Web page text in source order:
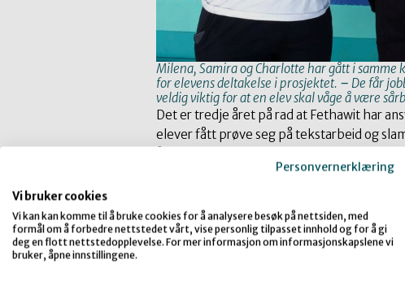
Milena, Samira og Charlotte har gått i
for elevens deltakelse i prosjektet. – De får
veldig viktig for at en elev skal våge å være
Det er tredje året på rad at Fethawit har
elever fått prøve seg på tekstarbeid og
– Vi har forsøkt å tenke litt annerledes,
at de tenker så mye over det de skal
Fethawit har bakgrunn fra kulturlivet og
skolen etter å ha sett hvordan han aktivt
ulike deltakergrupper. Ifølge Fethawit er
Personvernerklæring
Vi bruker cookies
Vi kan kan komme til å bruke cookies for å analysere besøk på nettsiden, med
formål om å forbedre nettstedet vårt, vise personlig tilpasset innhold og for å gi
deg en flott nettstedopplevelse. For mer informasjon om informasjonskapslene vi
bruker, åpne innstillingene.